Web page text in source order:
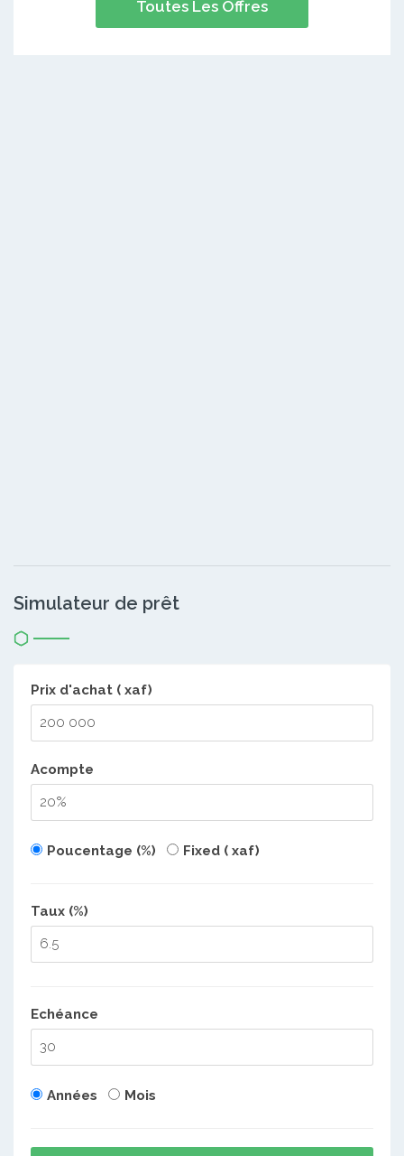
Toutes Les Offres
Simulateur de prêt
Prix d'achat ( xaf)
Acompte
Poucentage (%) Fixed ( xaf)
Taux (%)
Echéance
Années Mois